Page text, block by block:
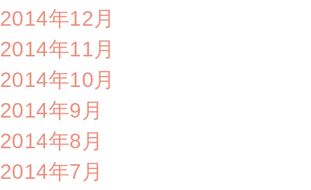
2014年12月
2014年11月
2014年10月
2014年9月
2014年8月
2014年7月